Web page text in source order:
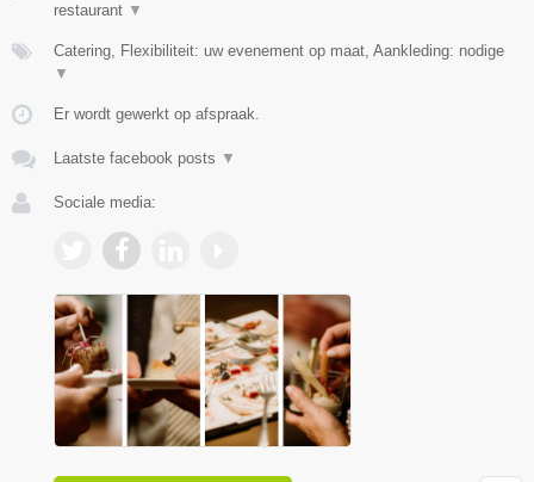
restaurant ▼
Catering, Flexibiliteit: uw evenement op maat, Aankleding: nodige
▼
Er wordt gewerkt op afspraak.
Laatste facebook posts ▼
Sociale media: